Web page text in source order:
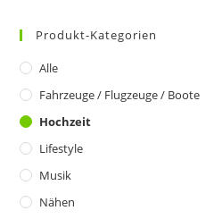
Produkt-Kategorien
Alle
Fahrzeuge / Flugzeuge / Boote
Hochzeit
Lifestyle
Musik
Nähen